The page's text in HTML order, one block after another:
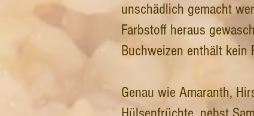
unschädlich gemacht
Farbstoff heraus
Buchweizen enthält kein
Genau wie Amaranth,